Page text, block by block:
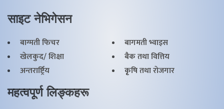
साइट नेभिगेसन
बाग्मती फिचर
बागमती भ्वाइस
खेलकुद/ शिक्षा
बैक तथा वित्तिय
अन्तरार्ष्ट्रिय
कृृषि तथा राेजगार
महत्वपूर्ण लिङ्कहरू